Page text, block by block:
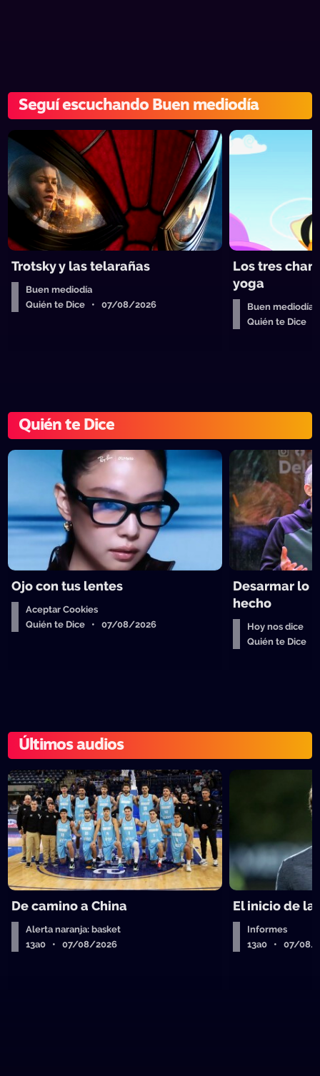
Seguí escuchando Buen mediodía
Trotsky y las telarañas
Buen mediodía
Quién te Dice • 07/08/2026
Los tres
yoga
Buen mediodía
Quién te Dice
Quién te Dice
Ojo con tus lentes
Aceptar Cookies
Quién te Dice • 07/08/2026
Desarmar lo
hecho
Hoy nos dice
Quién te Dice
Últimos audios
De camino a China
Alerta naranja: basket
13a0 • 07/08/2026
El inicio de la
Informes
13a0 • 07/08/